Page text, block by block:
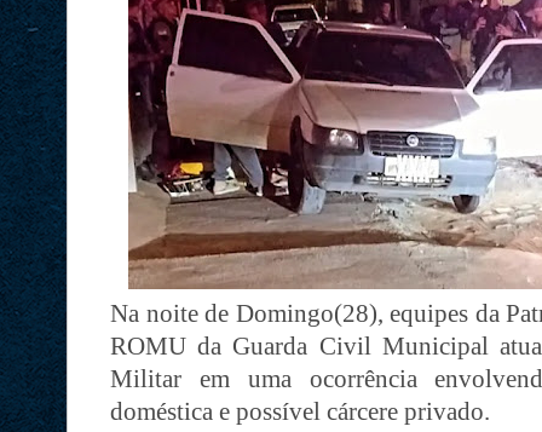
Na noite de Domingo(28), equipes da
ROMU da Guarda Civil Municipal
Militar em uma ocorrência
doméstica e possível cárcere privado.